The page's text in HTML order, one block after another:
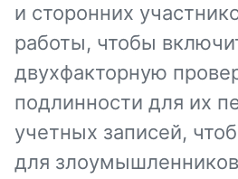
и сторонних
работы, чтобы
двухфакторную
подлинности для их
учетных записей,
для